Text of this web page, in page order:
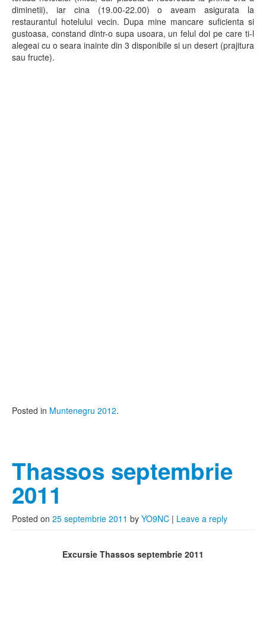
diminetii), iar cina (19.00-22.00) o aveam asigurata la
restaurantul hotelului vecin. Dupa mine mancare suficienta si
gustoasa, constand dintr-o supa usoara, un felul doi pe care ti-l
alegeai cu o seara inainte din 3 disponibile si un desert (prajitura
sau fructe).
Posted in Muntenegru 2012.
Thassos septembrie
2011
Posted on 25 septembrie 2011 by YO9NC | Leave a reply
Excursie Thassos septembrie 2011